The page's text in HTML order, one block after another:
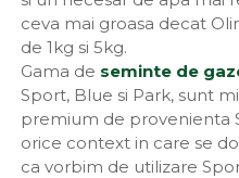
ceva mai groasa decat
de 1kg si 5kg.
Gama de seminte de
Sport, Blue si Park, sunt
premium de provenienta
orice context in care se
ca vorbim de utilizare